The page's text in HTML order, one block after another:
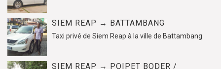
SIEM REAP → BATTAMBANG
Taxi privé de Siem Reap à la ville de Battambang
SIEM REAP → POIPET BODER /